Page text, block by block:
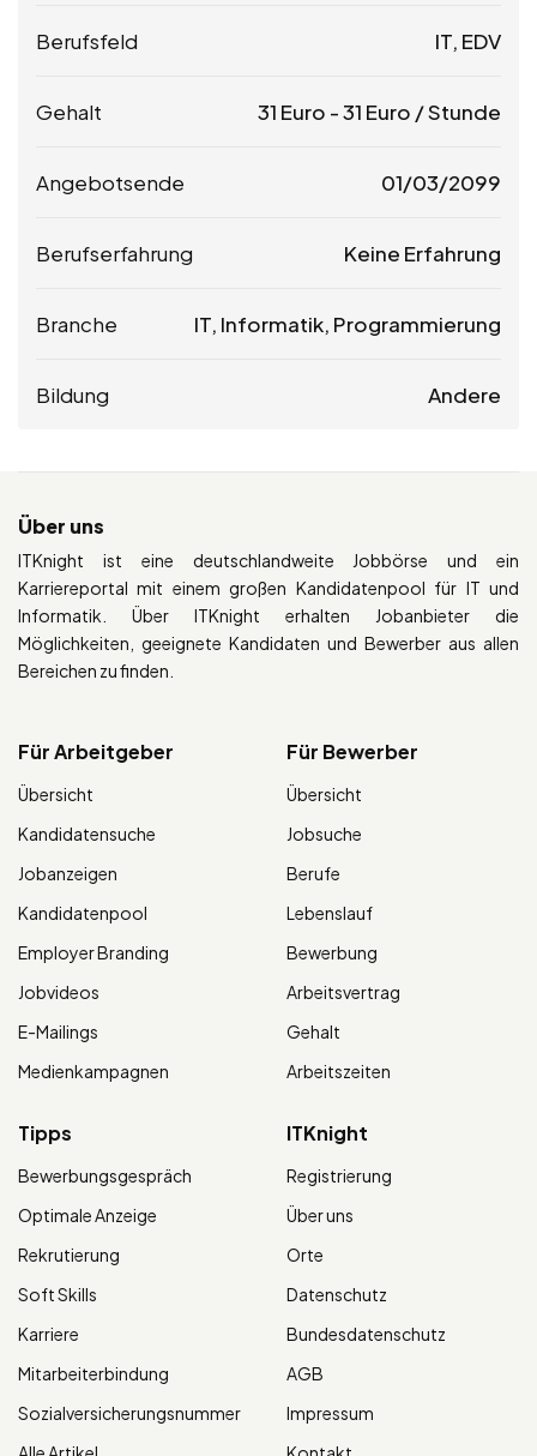
Berufsfeld IT, EDV
Gehalt 31 Euro -31 Euro / Stunde
Angebotsende 01/03/2099
Berufserfahrung Keine Erfahrung
Branche IT, Informatik, Programmierung
Bildung Andere
Über uns
ITKnight ist eine deutschlandweite Jobbörse und ein
Karriereportal mit einem großen Kandidatenpool für IT und
Informatik. Über ITKnight erhalten Jobanbieter die
Möglichkeiten, geeignete Kandidaten und Bewerber aus allen
Bereichen zu finden.
Für Arbeitgeber
Übersicht
Kandidatensuche
Jobanzeigen
Kandidatenpool
Employer Branding
Jobvideos
E-Mailings
Medienkampagnen
Für Bewerber
Übersicht
Jobsuche
Berufe
Lebenslauf
Bewerbung
Arbeitsvertrag
Gehalt
Arbeitszeiten
Tipps
Bewerbungsgespräch
Optimale Anzeige
Rekrutierung
Soft Skills
Karriere
Mitarbeiterbindung
Sozialversicherungsnummer
ITKnight
Registrierung
Über uns
Orte
Datenschutz
Bundesdatenschutz
AGB
Impressum